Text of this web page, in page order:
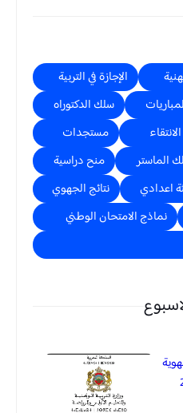
الإجازة في التربية
سلك الدكتوراه
مستجدات
الماستر
منح دراسية
اعدادي
نتائج الجهوي
نماذج الامتحان الوطني